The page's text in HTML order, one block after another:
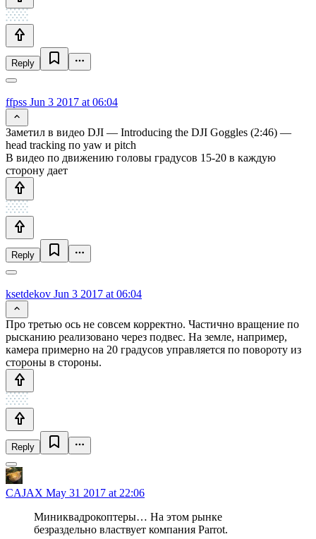
Reply
ffpss Jun 3 2017 at 06:04
Заметил в видео DJI — Introducing the DJI Goggles (2:46) —
head tracking по yaw и pitch
В видео по движению головы градусов 15-20 в каждую
сторону дает
Reply
ksetdekov Jun 3 2017 at 06:04
Про третью ось не совсем корректно. Частично вращение по
рысканию реализовано через подвес. На земле, например,
камера примерно на 20 градусов управляется по повороту из
стороны в стороны.
Reply
CAJAX May 31 2017 at 22:06
Миниквадрокоптеры… На этом рынке
безраздельно властвует компания Parrot.